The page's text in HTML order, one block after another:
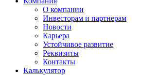
О компании
Инвесторам и партнерам
Новости
Карьера
Устойчивое развитие
Реквизиты
Контакты
Калькулятор